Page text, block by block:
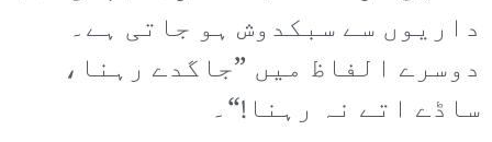
داریوں سے سبکدوش ہو جاتی ہے۔
دوسرے الفاظ میں ”جاگدے رہنا،
ساڈے اتے نہ رہنا!“۔